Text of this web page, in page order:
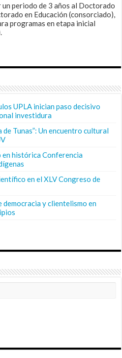
periodo de 3 años al Doctorado
en Educación (consorciado),
programas en etapa inicial
UPLA inician paso decisivo
investidura
Tunas”: Un encuentro cultural
histórica Conferencia
en el XLV Congreso de
y clientelismo en